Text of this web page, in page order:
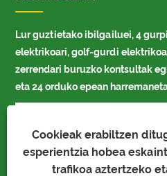
Cookieak erabiltzen
esperientzia hobea
trafikoa aztertzeko
Lur guztietako ibilgailuei, 4
elektrikoari, golf-gurdi
zerrendari buruzko kontsultak
eta 24 orduko epean